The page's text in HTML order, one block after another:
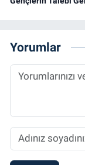
Yorumlar